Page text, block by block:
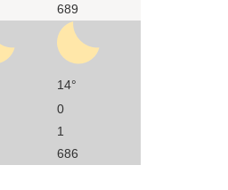
689
14°
0
1
686